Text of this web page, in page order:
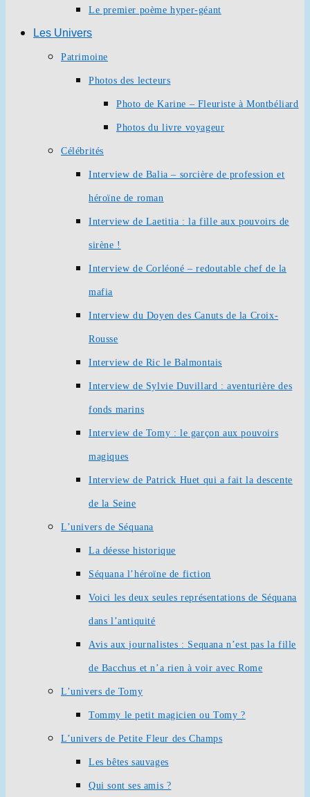
Le premier poème hyper-géant
Les Univers
Patrimoine
Photos des lecteurs
Photo de Karine – Fleuriste à Montbéliard
Photos du livre voyageur
Célébrités
Interview de Balia – sorcière de profession et
héroïne de roman
Interview de Laetitia : la fille aux pouvoirs de
sirène !
Interview de Corléoné – redoutable chef de la
mafia
Interview du Doyen des Canuts de la Croix-
Rousse
Interview de Ric le Balmontais
Interview de Sylvie Duvillard : aventurière des
fonds marins
Interview de Tomy : le garçon aux pouvoirs
magiques
Interview de Patrick Huet qui a fait la descente
de la Seine
L’univers de Séquana
La déesse historique
Séquana l’héroïne de fiction
Voici les deux seules représentations de Séquana
dans l’antiquité
Avis aux journalistes : Sequana n’est pas la fille
de Bacchus et n’a rien à voir avec Rome
L’univers de Tomy
Tommy le petit magicien ou Tomy ?
L’univers de Petite Fleur des Champs
Les bêtes sauvages
Qui sont ses amis ?